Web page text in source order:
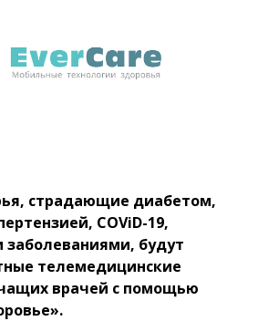
страдающие диабетом,
COViD-19,
заболеваниями, будут
телемедицинские
врачей с помощью